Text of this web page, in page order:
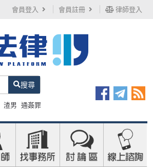
會員登入 會員註冊 律師登入
搜尋
渣男 通姦罪